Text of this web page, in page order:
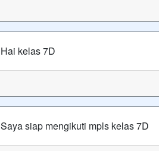
Hai kelas 7D
Saya siap mengikuti mpls kelas 7D